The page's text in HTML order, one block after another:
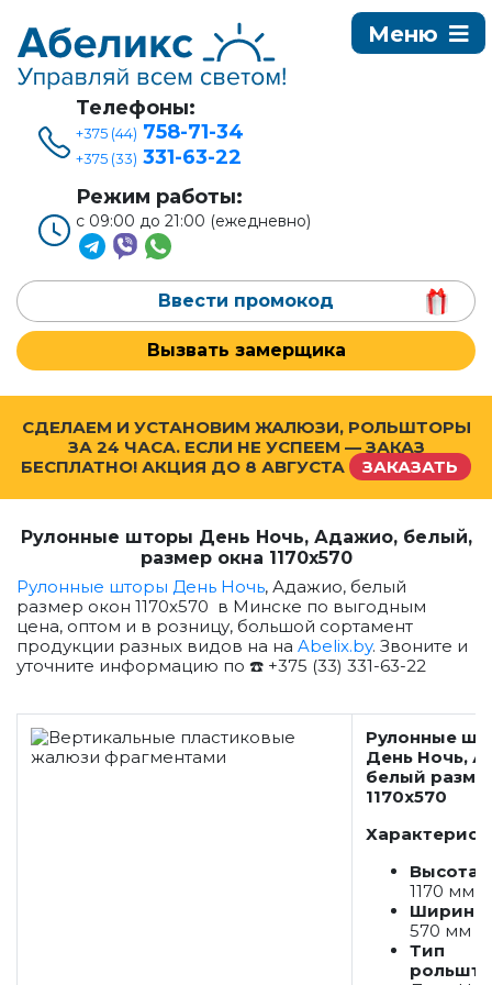
Телефоны:
+375 (44) 758-71-34
+375 (33) 331-63-22
Режим работы:
с 09:00 до 21:00 (ежедневно)
Ввести промокод
Вызвать замерщика
СДЕЛАЕМ И УСТАНОВИМ ЖАЛЮЗИ, РОЛЬШТОРЫ
ЗА 24 ЧАСА. ЕСЛИ НЕ УСПЕЕМ — ЗАКАЗ
БЕСПЛАТНО! АКЦИЯ ДО 8 АВГУСТА ЗАКАЗАТЬ
Рулонные шторы День Ночь, Адажио, белый,
размер окна 1170x570
Рулонные шторы День Ночь, Адажио, белый
размер окон 1170x570 в Минске по выгодным
цена, оптом и в розницу, большой сортамент
продукции разных видов на на Abelix.by. Звоните и
уточните информацию по ☎️ +375 (33) 331-63-22
Рулонные
День Ночь,
белый
1170x570
Высота
1170 мм
Ширина
570 мм
Тип